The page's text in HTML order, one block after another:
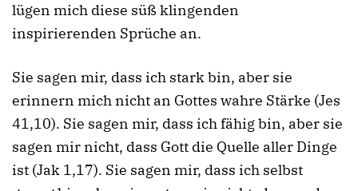
lügen mich diese süß klingenden
inspirierenden Sprüche an.
Sie sagen mir, dass ich stark bin, aber sie
erinnern mich nicht an Gottes wahre Stärke (Jes
41,10). Sie sagen mir, dass ich fähig bin, aber sie
sagen mir nicht, dass Gott die Quelle aller Dinge
ist (Jak 1,17). Sie sagen mir, dass ich selbst